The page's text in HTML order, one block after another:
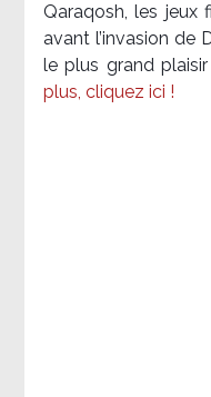
Qaraqosh, les jeux
avant l’invasion de
le plus grand
plus, cliquez ici !